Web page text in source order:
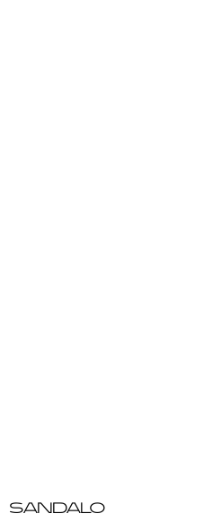
SANDALO